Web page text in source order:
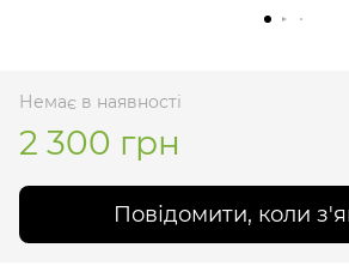
Немає в наявності
2 300 грн
Повідомити, коли